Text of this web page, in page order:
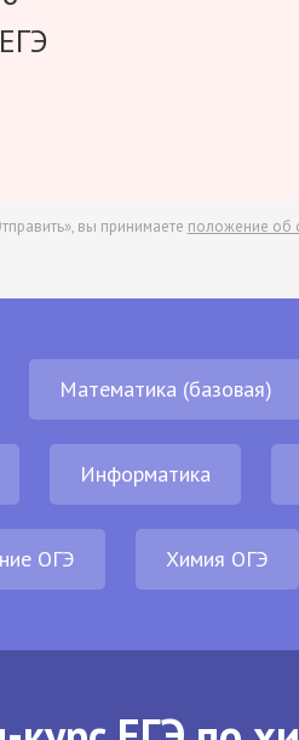
вы принимаете положение об
Математика (базовая)
Информатика
ОГЭ Химия ОГЭ